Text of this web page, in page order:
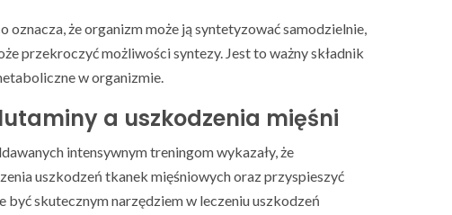
że organizm może ją syntetyzować samodzielnie,
przekroczyć możliwości syntezy. Jest to ważny składnik
w organizmie.
a uszkodzenia mięśni
intensywnym treningom wykazały, że
uszkodzeń tkanek mięśniowych oraz przyspieszyć
być skutecznym narzędziem w leczeniu uszkodzeń